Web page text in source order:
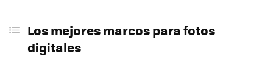
Los mejores marcos para fotos
digitales